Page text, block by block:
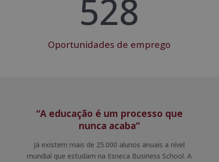
528
Oportunidades de emprego
“A educação é um processo que
nunca acaba”
Já existem mais de 25.000 alunos anuais a nível
mundial que estudam na Esneca Business School. A